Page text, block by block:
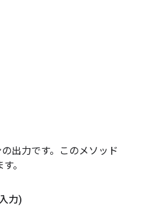
出力です。このメソッド
。
力)